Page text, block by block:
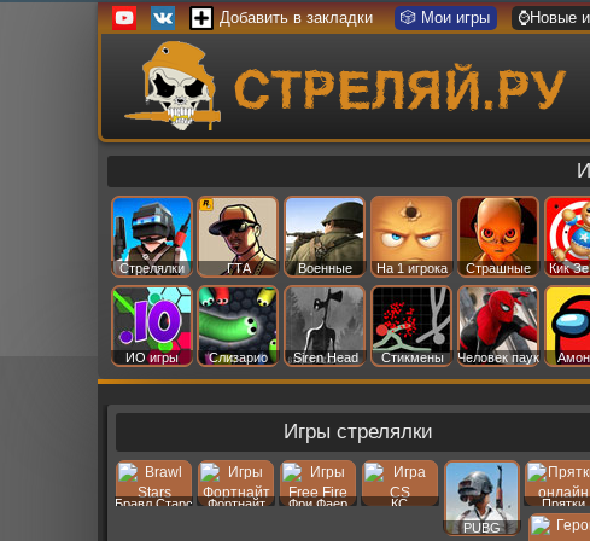
Добавить в закладки 🎲 Мои игры ⌚Новые
Стрелялки ГТА Военные На 1 игрока Страшные Кик
ИО игры Слизарио Siren Head Стикмены Человек паук
Игры стрелялки
Бравл Старс Фортнайт Фри Фаер
КС
PUBG
Прятки